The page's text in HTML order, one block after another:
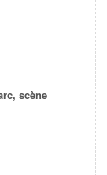
scène